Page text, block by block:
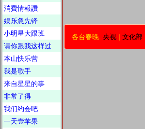
消費情報讚
娱乐急先锋
小明星大跟班
请你跟我这样过
本山快乐营
我是歌手
来自星星的事
非常了得
我们约会吧
一天壹苹果
各台春晚: 央视 | 文化部